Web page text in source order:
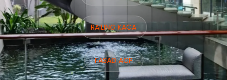
RAILING KACA
FASAD ACP